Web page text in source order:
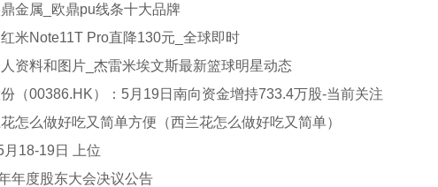
金属_欧鼎pu线条十大品牌
米Note11T Pro直降130元_全球即时
资料和图片_杰雷米埃文斯最新篮球明星动态
（00386.HK）：5月19日南向资金增持733.4万股-当前关注
怎么做好吃又简单方便（西兰花怎么做好吃又简单）
月18-19日 上位
年度股东大会决议公告